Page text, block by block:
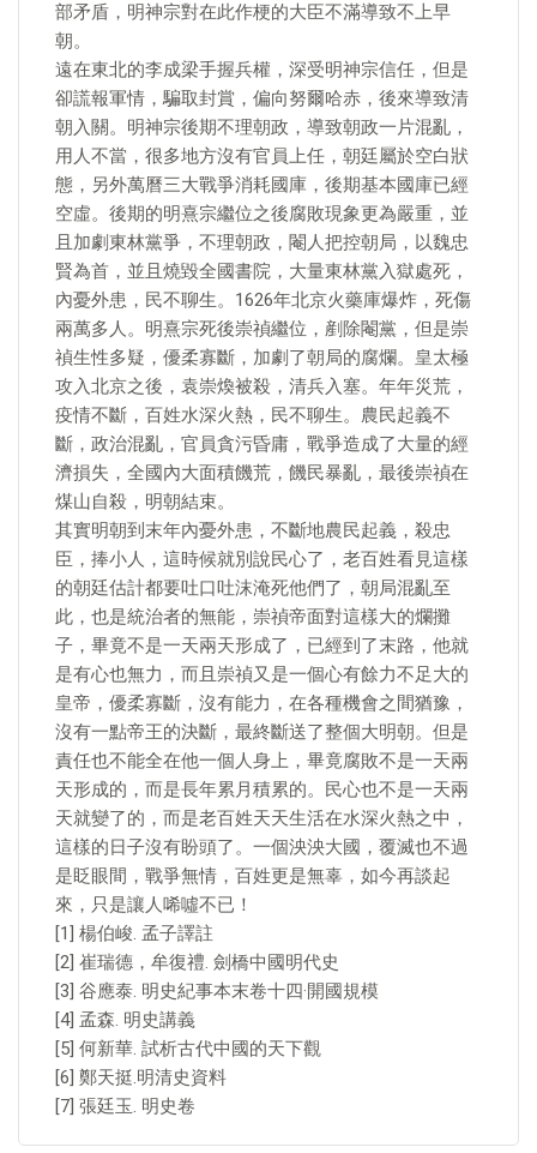
部矛盾，明神宗對在此作梗的大臣不滿導致不上早
朝。
遠在東北的李成梁手握兵權，深受明神宗信任，但是
卻謊報軍情，騙取封賞，偏向努爾哈赤，後來導致清
朝入關。明神宗後期不理朝政，導致朝政一片混亂，
用人不當，很多地方沒有官員上任，朝廷屬於空白狀
態，另外萬曆三大戰爭消耗國庫，後期基本國庫已經
空虛。後期的明熹宗繼位之後腐敗現象更為嚴重，並
且加劇東林黨爭，不理朝政，閹人把控朝局，以魏忠
賢為首，並且燒毀全國書院，大量東林黨入獄處死，
內憂外患，民不聊生。1626年北京火藥庫爆炸，死傷
兩萬多人。明熹宗死後崇禎繼位，剷除閹黨，但是崇
禎生性多疑，優柔寡斷，加劇了朝局的腐爛。皇太極
攻入北京之後，袁崇煥被殺，清兵入塞。年年災荒，
疫情不斷，百姓水深火熱，民不聊生。農民起義不
斷，政治混亂，官員貪污昏庸，戰爭造成了大量的經
濟損失，全國內大面積饑荒，饑民暴亂，最後崇禎在
煤山自殺，明朝結束。
其實明朝到末年內憂外患，不斷地農民起義，殺忠
臣，捧小人，這時候就別說民心了，老百姓看見這樣
的朝廷估計都要吐口吐沫淹死他們了，朝局混亂至
此，也是統治者的無能，崇禎帝面對這樣大的爛攤
子，畢竟不是一天兩天形成了，已經到了末路，他就
是有心也無力，而且崇禎又是一個心有餘力不足大的
皇帝，優柔寡斷，沒有能力，在各種機會之間猶豫，
沒有一點帝王的決斷，最終斷送了整個大明朝。但是
責任也不能全在他一個人身上，畢竟腐敗不是一天兩
天形成的，而是長年累月積累的。民心也不是一天兩
天就變了的，而是老百姓天天生活在水深火熱之中，
這樣的日子沒有盼頭了。一個泱泱大國，覆滅也不過
是眨眼間，戰爭無情，百姓更是無辜，如今再談起
來，只是讓人唏噓不已！
[1] 楊伯峻. 孟子譯註
[2] 崔瑞德，牟復禮. 劍橋中國明代史
[3] 谷應泰. 明史紀事本末卷十四·開國規模
[4] 孟森. 明史講義
[5] 何新華. 試析古代中國的天下觀
[6] 鄭天挺.明清史資料
[7] 張廷玉. 明史卷